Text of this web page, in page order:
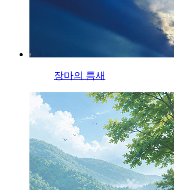
장마의 틈새